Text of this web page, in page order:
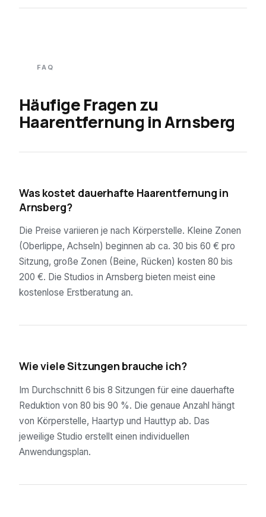
FAQ
Häufige Fragen zu
Haarentfernung inArnsberg
Was kostet dauerhafte Haarentfernung in
Arnsberg?
Die Preise variieren je nach Körperstelle. Kleine Zonen
(Oberlippe, Achseln) beginnen ab ca. 30 bis 60 € pro
Sitzung, große Zonen (Beine, Rücken) kosten 80 bis
200 €. Die Studios in Arnsberg bieten meist eine
kostenlose Erstberatung an.
Wie viele Sitzungen brauche ich?
Im Durchschnitt 6 bis 8 Sitzungen für eine dauerhafte
Reduktion von 80 bis 90 %. Die genaue Anzahl hängt
von Körperstelle, Haartyp und Hauttyp ab. Das
jeweilige Studio erstellt einen individuellen
Anwendungsplan.